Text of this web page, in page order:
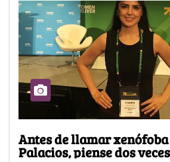
Antes de llamar
Palacios, piense dos veces